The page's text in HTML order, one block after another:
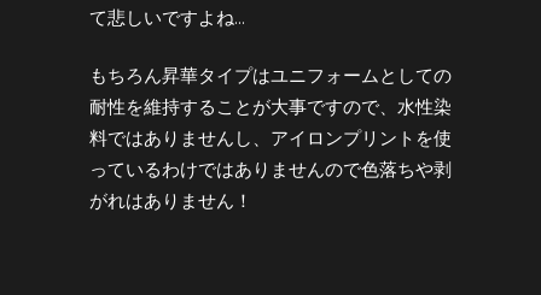
て悲しいですよね…
もちろん昇華タイプはユニフォームとしての
耐性を維持することが大事ですので、水性染
料ではありませんし、アイロンプリントを使
っているわけではありませんので色落ちや剥
がれはありません！